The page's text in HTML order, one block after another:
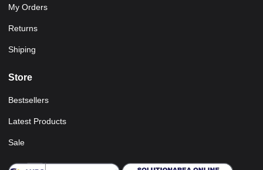
My Orders
Returns
Shiping
Store
Bestsellers
Latest Products
Sale